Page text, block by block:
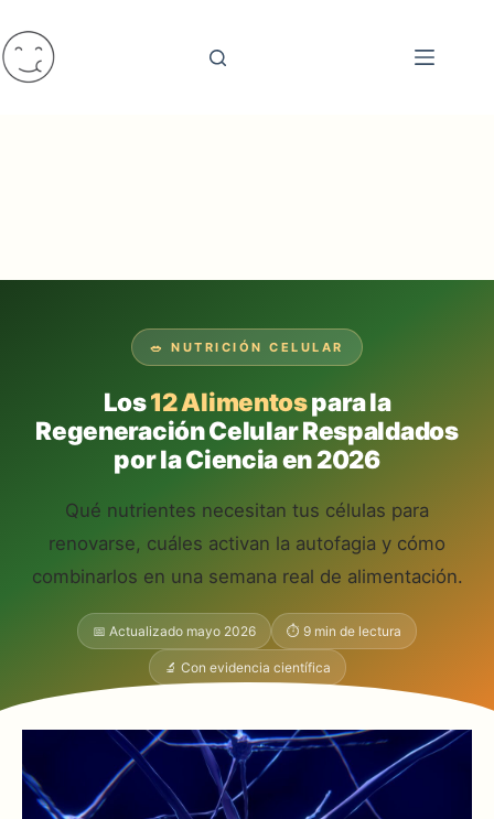
al
contenido
🥗 NUTRICIÓN CELULAR
Los12 Alimentospara la
Regeneración Celular Respaldados
por la Ciencia en 2026
Qué nutrientes necesitan tus células para
renovarse, cuáles activan la autofagia y cómo
combinarlos en una semana real de alimentación.
📅 Actualizado mayo 2026 ⏱ 9 min de lectura
🔬 Con evidencia científica